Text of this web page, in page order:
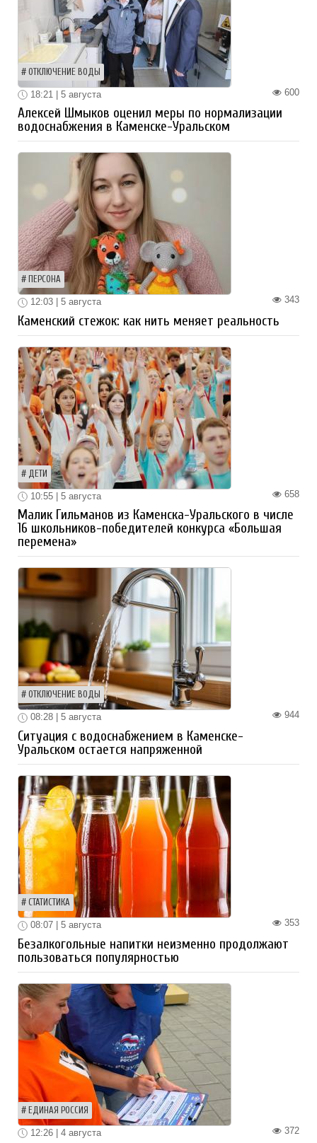
ОТКЛЮЧЕНИЕ ВОДЫ
600
18:21 | 5 августа
Алексей Шмыков оценил меры по нормализации
водоснабжения в Каменске-Уральском
ПЕРСОНА
343
12:03 | 5 августа
Каменский стежок: как нить меняет реальность
ДЕТИ
658
10:55 | 5 августа
Малик Гильманов из Каменска-Уральского в числе
16 школьников-победителей конкурса «Большая
перемена»
ОТКЛЮЧЕНИЕ ВОДЫ
944
08:28 | 5 августа
Ситуация с водоснабжением в Каменске-
Уральском остается напряженной
СТАТИСТИКА
353
08:07 | 5 августа
Безалкогольные напитки неизменно продолжают
пользоваться популярностью
ЕДИНАЯ РОССИЯ
372
12:26 | 4 августа